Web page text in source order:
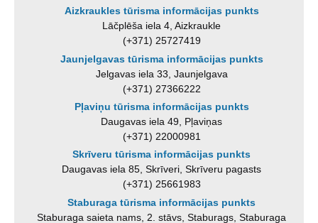
Aizkraukles tūrisma informācijas punkts
Lāčplēša iela 4, Aizkraukle
(+371) 25727419
Jaunjelgavas tūrisma informācijas punkts
Jelgavas iela 33, Jaunjelgava
(+371) 27366222
Pļaviņu tūrisma informācijas punkts
Daugavas iela 49, Pļaviņas
(+371) 22000981
Skrīveru tūrisma informācijas punkts
Daugavas iela 85, Skrīveri, Skrīveru pagasts
(+371) 25661983
Staburaga tūrisma informācijas punkts
Staburaga saieta nams, 2. stāvs, Staburags, Staburaga